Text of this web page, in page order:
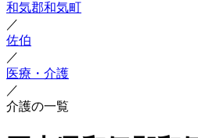
和気郡和気町
／
佐伯
／
医療・介護
／
介護の一覧